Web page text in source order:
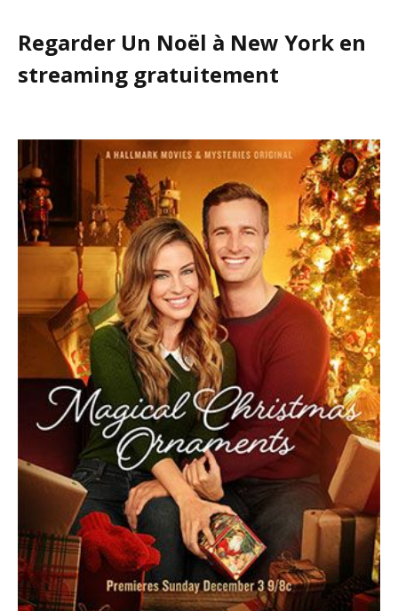
Regarder Un Noël à New York en
streaming gratuitement